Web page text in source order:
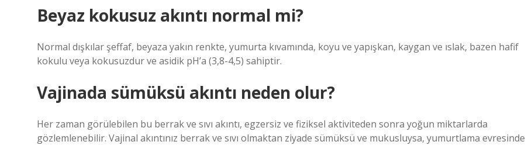
Beyaz kokusuz akıntı normal mi?
Normal dışkılar şeffaf, beyaza yakın renkte, yumurta kıvamında, koyu ve yapışkan, kaygan ve ıslak, bazen hafif
kokulu veya kokusuzdur ve asidik pH’a (3,8-4,5) sahiptir.
Vajinada sümüksü akıntı neden olur?
Her zaman görülebilen bu berrak ve sıvı akıntı, egzersiz ve fiziksel aktiviteden sonra yoğun miktarlarda
gözlemlenebilir. Vajinal akıntınız berrak ve sıvı olmaktan ziyade sümüksü ve mukusluysa, yumurtlama evresinde